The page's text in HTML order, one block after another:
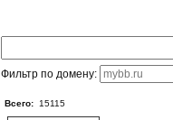
Фильтр по домену:
Всего: 15115